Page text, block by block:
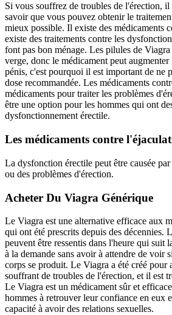
Si vous souffrez de troubles de l'érection, il
savoir que vous pouvez obtenir le
mieux possible. Il existe des médicaments
existe des traitements contre les
font pas bon ménage. Les pilules de
verge, donc le médicament peut
pénis, c'est pourquoi il est important de ne
dose recommandée. Les médicaments
médicaments pour traiter les problèmes
être une option pour les hommes qui ont
dysfonctionnement érectile.
Les médicaments contre
La dysfonction érectile peut être causée
ou des problèmes d'érection.
Acheter Du Viagra Générique
Le Viagra est une alternative efficace aux
qui ont été prescrits depuis des décennies.
peuvent être ressentis dans l'heure qui suit
à la demande sans avoir à attendre de voir
corps se produit. Le Viagra a été créé pour
souffrant de troubles de l'érection, et il est
Le Viagra est un médicament sûr et
hommes à retrouver leur confiance en eux
capacité à avoir des relations sexuelles.